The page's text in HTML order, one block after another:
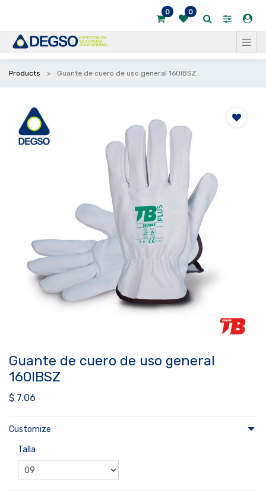
0 0
Products Guante de cuero de uso general 160IBSZ
Guante de cuero de uso general
160IBSZ
$ 7.06
Customize
Talla